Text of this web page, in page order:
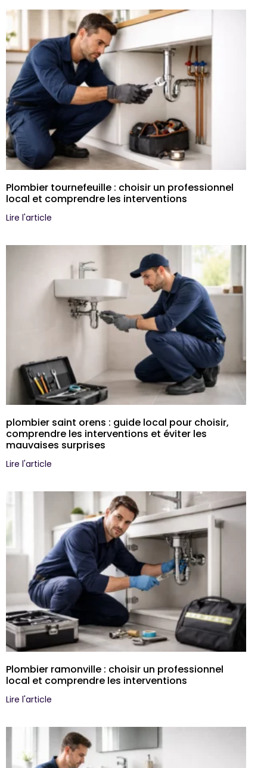
Plombier tournefeuille : choisir un professionnel
local et comprendre les interventions
Lire l'article
plombier saint orens : guide local pour choisir,
comprendre les interventions et éviter les
mauvaises surprises
Lire l'article
Plombier ramonville : choisir un professionnel
local et comprendre les interventions
Lire l'article